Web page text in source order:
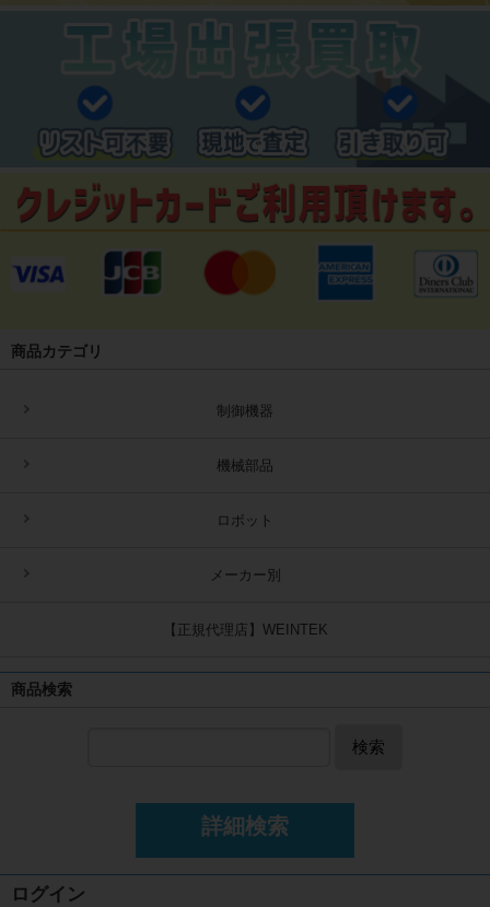
商品カテゴリ
制御機器
機械部品
ロボット
メーカー別
【正規代理店】WEINTEK
商品検索
検索
詳細検索
ログイン